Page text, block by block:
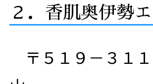
２．香肌奥伊勢
〒５１９－３１